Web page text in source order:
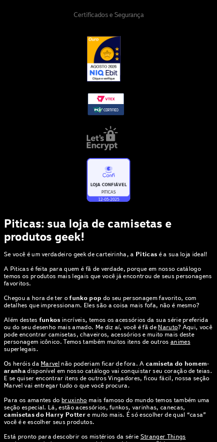
Certificados e Segurança
Piticas: sua loja de camisetas e
produtos geek!
Se você é um verdadeiro geek de carteirinha, a Piticas é a sua loja ideal!
A Piticas é feita para quem é fã de verdade, porque em nosso catálogo
temos os produtos mais legais que você já encontrou de seus personagens
favoritos.
Chegou a hora de ter ofunko pop do seu personagem favorito, com
detalhes que impressionam. Eles são a coisa mais fofa, não é mesmo?
Além destes funkos incríveis, temos os acessórios da sua série preferida
ou do seu desenho mais amado. Me diz aí, você é fã de Naruto? Aqui, você
pode encontrar camisetas, chaveiros, acessórios e muito mais deste
personagem icônico. Temos também muitos itens de outros animes
superlegais.
Os heróis da Marvel não poderiam ficar de fora. Acamiseta do homem-
aranhadisponível em nosso catálogo vai conquistar seu coração de teias.
E se quiser encontrar itens de outros Vingadores, ficou fácil, nossa seção
Marvel vai entregar tudo o que você procura.
Para os amantes dobruxinho mais famoso do mundo temos também uma
seção especial. Lá, estão acessórios, funkos, varinhas, canecas,
camisetas do Harry Potter e muito mais. É só escolher de qual “casa”
você é e escolher seus produtos.
Está pronto para descobrir os mistérios da série Stranger Things